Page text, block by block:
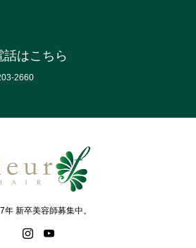
話はこちら
2660
年 新卒美容師募集中。